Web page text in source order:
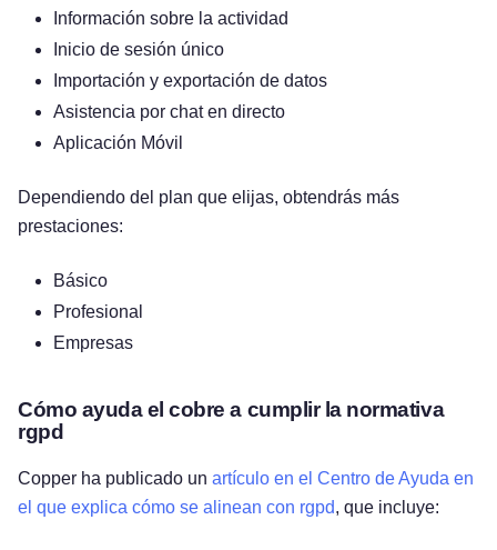
Información sobre la actividad
Inicio de sesión único
Importación y exportación de datos
Asistencia por chat en directo
Aplicación Móvil
Dependiendo del plan que elijas, obtendrás más
prestaciones:
Básico
Profesional
Empresas
Cómo ayuda el cobre a cumplir la normativa
rgpd
Copper ha publicado un artículo en el Centro de Ayuda en
el que explica cómo se alinean con rgpd, que incluye: